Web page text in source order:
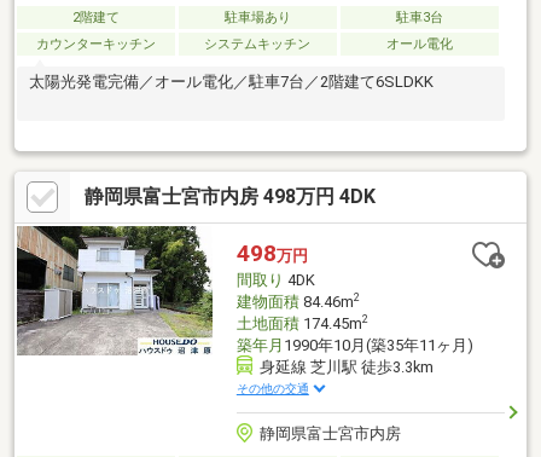
2階建て 駐車場あり
駐車3台
カウンターキッチン
システムキッチン オール電化
太陽光発電完備／オール電化／駐車7台／2階建て6SLDKK
静岡県富士宮市内房 498万円 4DK
498万円
間取り 4DK
建物面積84.46m2
土地面積174.45m2
築年月 1990年10月(築35年11ヶ月)
身延線 芝川駅 徒歩3.3km
その他の交通
静岡県富士宮市内房